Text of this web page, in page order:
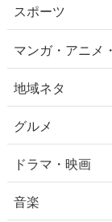
スポーツ
マンガ・アニメ
地域ネタ
グルメ
ドラマ・映画
音楽